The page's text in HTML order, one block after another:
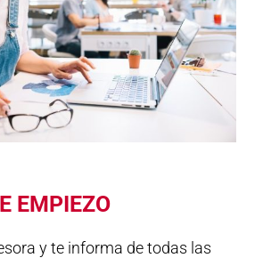
EMPIEZO
y te informa de todas las